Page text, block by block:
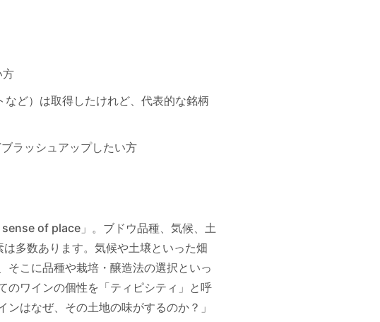
方
ど）は取得したけれど、代表的な銘柄
ラッシュアップしたい方
of place」。ブドウ品種、気候、土
多数あります。気候や土壌といった畑
そこに品種や栽培・醸造法の選択といっ
のワインの個性を「ティピシティ」と呼
はなぜ、その土地の味がするのか？」